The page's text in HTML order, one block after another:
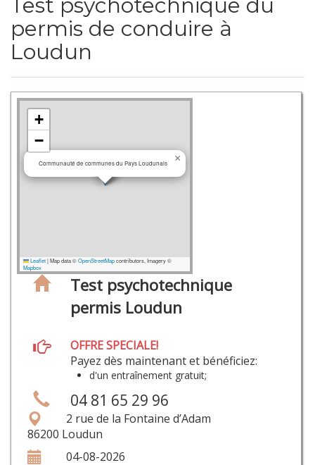
permis de conduire à
Loudun
Communauté de communes du Pays Loudunais ×
+
−
Leaflet |Map data ©OpenStreetMapcontributors, Imagery ©
Mapbox
Test psychotechnique
permis Loudun
OFFRE SPECIALE!
Payez dès maintenant et bénéficiez:
d'un entraînement gratuit;
04 81 65 29 96
2 rue de la Fontaine d’Adam
86200 Loudun
04-08-2026